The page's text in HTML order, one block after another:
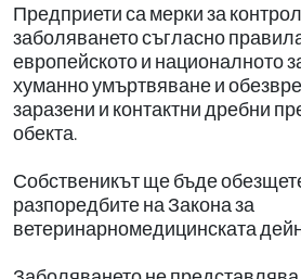
Предприети са мерки за
заболяването съгласно
европейското и националното
хуманно умъртвяване и
заразени и контактни дребни
обекта.
Собственикът ще бъде
разпоредбите на Закона за
ветеринарномедицинската